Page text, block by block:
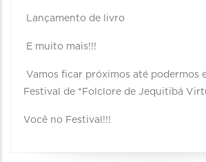
Lançamento de livro
E muito mais!!!
Vamos ficar próximos até podermos
Festival de *Folclore de Jequitibá
Você no Festival!!!